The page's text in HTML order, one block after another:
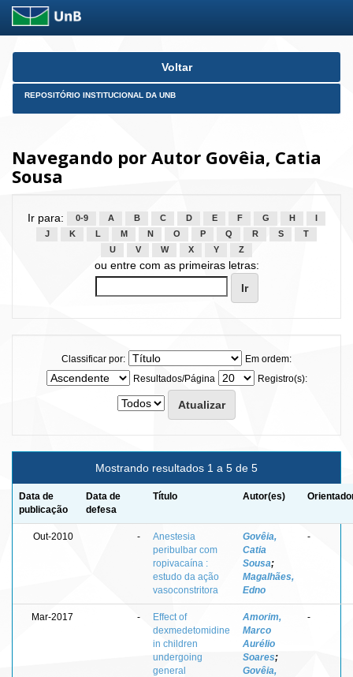
Skip
Voltar
REPOSITÓRIO INSTITUCIONAL DA UNB
Navegando por Autor Govêia, Catia
Sousa
Ir para: 0-9 A B C D E F G H
J
K L M N O P Q R S
T
U
V W X Y Z
ou entre com as primeiras letras:
Classificar por:
Em ordem:
Resultados/Página
Registro(s):
Mostrando resultados 1 a 5 de 5
Data de
publicação
Data de
defesa
Título Autor(es)
Out-2010 -
Anestesia
peribulbar com
ropivacaína :
estudo da ação
vasoconstritora
Govêia,
Catia
Sousa;
Magalhães,
Edno
-
Mar-2017 -
Effect of
dexmedetomidine
in children
undergoing
general
Amorim,
Marco
Aurélio
Soares;
Govêia,
-